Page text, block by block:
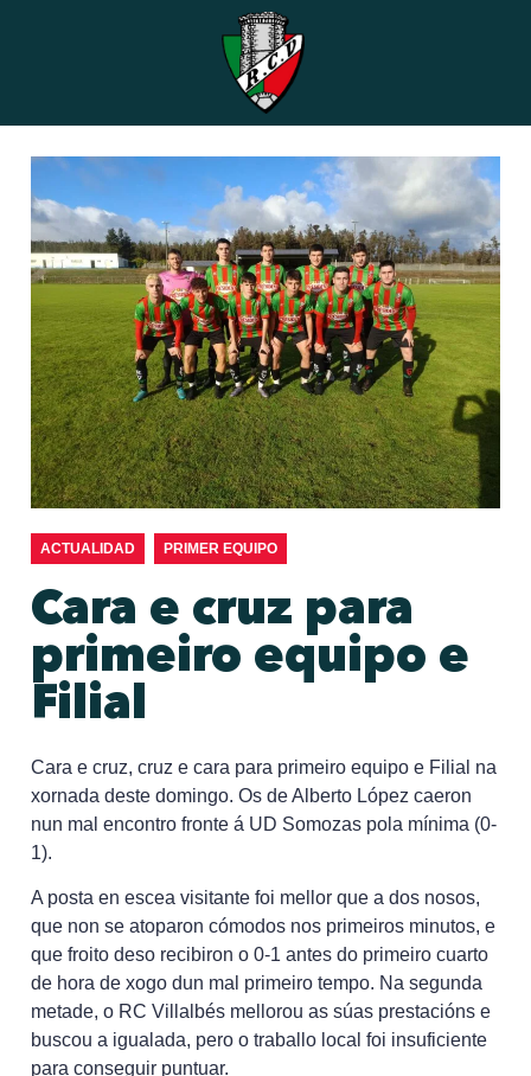
ACTUALIDAD PRIMER EQUIPO
Cara e cruz para
primeiro equipo e
Filial
Cara e cruz, cruz e cara para primeiro equipo e Filial na
xornada deste domingo. Os de Alberto López caeron
nun mal encontro fronte á UD Somozas pola mínima (0-
1).
A posta en escea visitante foi mellor que a dos nosos,
que non se atoparon cómodos nos primeiros minutos, e
que froito deso recibiron o 0-1 antes do primeiro cuarto
de hora de xogo dun mal primeiro tempo. Na segunda
metade, o RC Villalbés mellorou as súas prestacións e
buscou a igualada, pero o traballo local foi insuficiente
para conseguir puntuar.